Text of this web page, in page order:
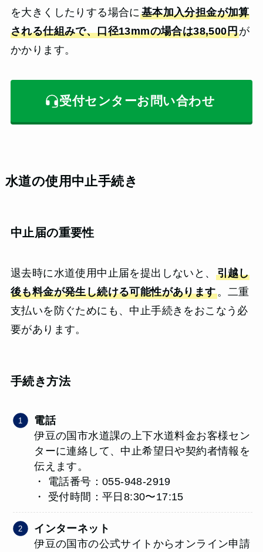
を大きくしたりする場合に 基本加入分担金が加算
される仕組みで、口径13mmの場合は38,500円が
かかります。
受付センターお問い合わせ
水道の使用中止手続き
中止届の重要性
退去時に水道使用中止届を提出しないと、 引越し
後も料金が発生し続ける可能性があります。二重
支払いを防ぐためにも、中止手続きをおこなう必
要があります。
手続き方法
電話
伊豆の国市水道課の上下水道料金お客様セン
ターに連絡して、中止希望日や契約者情報を
伝えます。
・ 電話番号：055-948-2919
・ 受付時間：平日8:30〜17:15
インターネット
伊豆の国市の公式サイトからオンライン申請